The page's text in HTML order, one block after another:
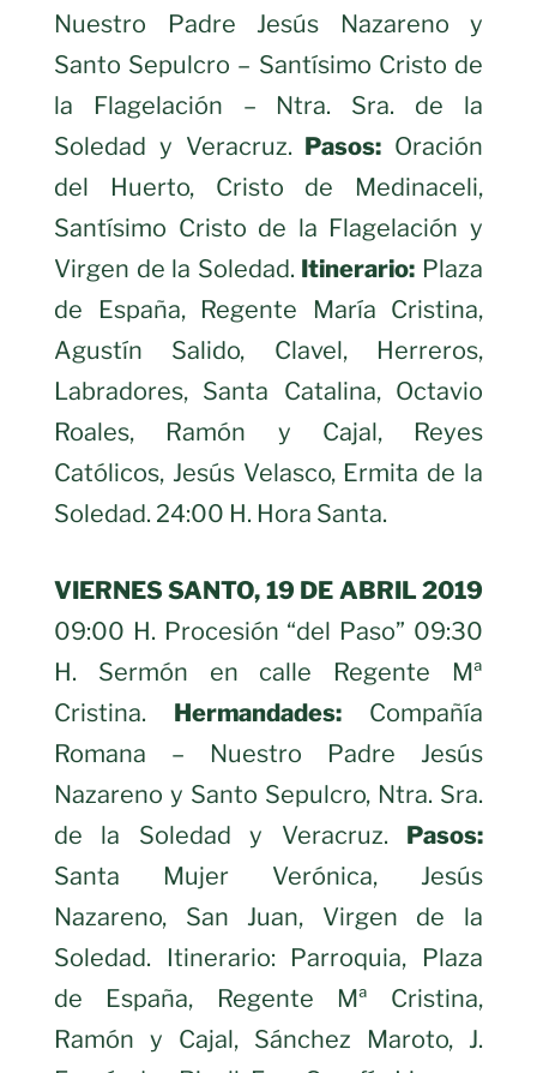
Nuestro Padre Jesús Nazareno y
Santo Sepulcro – Santísimo Cristo de
la Flagelación – Ntra. Sra. de la
Soledad y Veracruz. Pasos: Oración
del Huerto, Cristo de Medinaceli,
Santísimo Cristo de la Flagelación y
Virgen de la Soledad. Itinerario: Plaza
de España, Regente María Cristina,
Agustín Salido, Clavel, Herreros,
Labradores, Santa Catalina, Octavio
Roales, Ramón y Cajal, Reyes
Católicos, Jesús Velasco, Ermita de la
Soledad. 24:00 H. Hora Santa.
VIERNES SANTO, 19 DE ABRIL 2019
09:00 H. Procesión “del Paso” 09:30
H. Sermón en calle Regente Mª
Cristina. Hermandades: Compañía
Romana – Nuestro Padre Jesús
Nazareno y Santo Sepulcro, Ntra. Sra.
de la Soledad y Veracruz. Pasos:
Santa Mujer Verónica, Jesús
Nazareno, San Juan, Virgen de la
Soledad. Itinerario: Parroquia, Plaza
de España, Regente Mª Cristina,
Ramón y Cajal, Sánchez Maroto, J.